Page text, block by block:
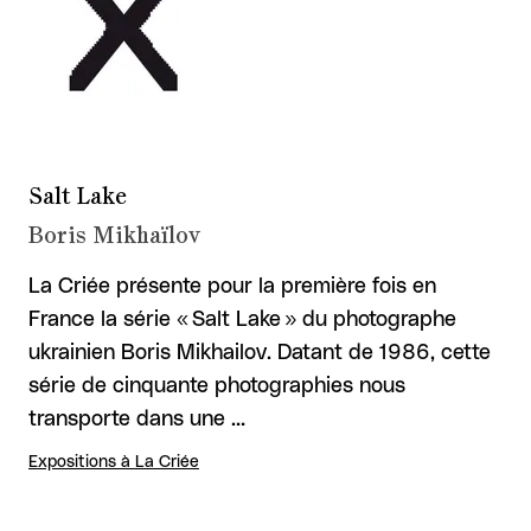
Salt Lake
Boris Mikhaïlov
La Criée présente pour la première fois en
France la série « Salt Lake » du photographe
ukrainien Boris Mikhailov. Datant de 1986, cette
série de cinquante photographies nous
transporte dans une …
Expositions à La Criée